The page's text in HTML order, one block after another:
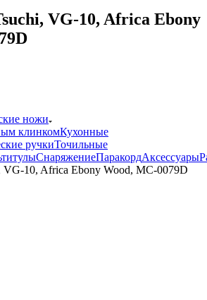
VG-10, Africa Ebony
ножи
клинкомКухонные
ручкиТочильные
СнаряжениеПаракордАксессуары
10, Africa Ebony Wood, MC-0079D